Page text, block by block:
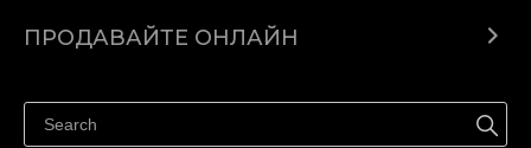
Помощен център
ПРОДАВАЙТЕ ОНЛАЙН
Продавайте във Facebook
Продавайте в Instagram